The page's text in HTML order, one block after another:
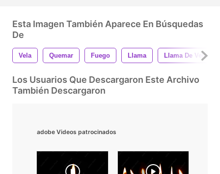
Esta Imagen También Aparece En Búsquedas
De
Vela Quemar Fuego Llama Llama De Vela
Los Usuarios Que Descargaron Este Archivo
También Descargaron
adobe Videos patrocinados